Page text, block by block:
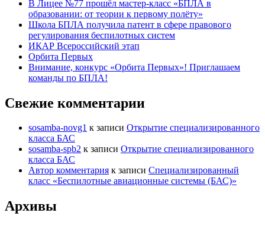
В Лицее №77 прошёл мастер-класс «БПЛА в
образовании: от теории к первому полёту»
Школа БПЛА получила патент в сфере правового
регулирования беспилотных систем
ИКАР Всероссийский этап
Орбита Первых
Внимание, конкурс «Орбита Первых»! Приглашаем
команды по БПЛА!
Свежие комментарии
sosamba-novg1 к записи Открытие специализированного
класса БАС
sosamba-spb2 к записи Открытие специализированного
класса БАС
Автор комментария к записи Специализированный
класс «Беспилотные авиационные системы (БАС)»
Архивы